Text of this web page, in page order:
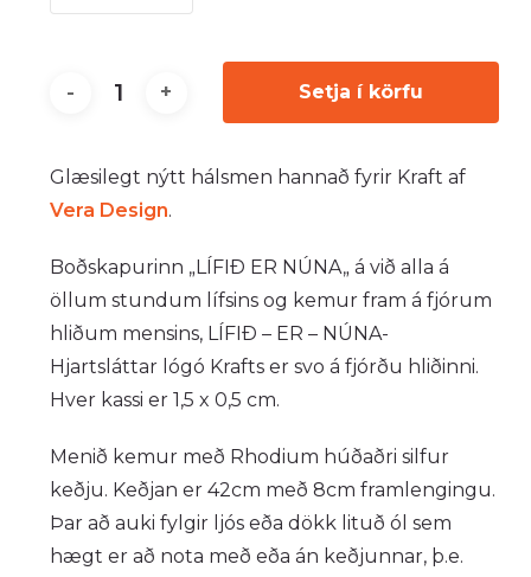
Setja í körfu
Glæsilegt nýtt hálsmen hannað fyrir Kraft af
Vera Design.
Boðskapurinn „LÍFIÐ ER NÚNA„ á við alla á
öllum stundum lífsins og kemur fram á fjórum
hliðum mensins, LÍFIÐ – ER – NÚNA-
Hjartsláttar lógó Krafts er svo á fjórðu hliðinni.
Hver kassi er 1,5 x 0,5 cm.
Menið kemur með Rhodium húðaðri silfur
keðju. Keðjan er 42cm með 8cm framlengingu.
Þar að auki fylgir ljós eða dökk lituð ól sem
hægt er að nota með eða án keðjunnar, þ.e.